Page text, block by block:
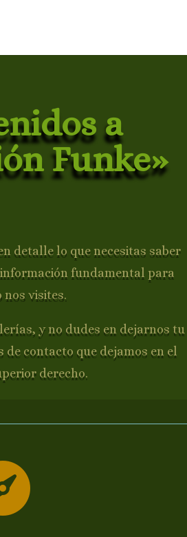
a
Funke»
detalle lo que necesitas saber
fundamental para
nos visites.
y no dudes en dejarnos tu
contacto que dejamos en el
derecho.